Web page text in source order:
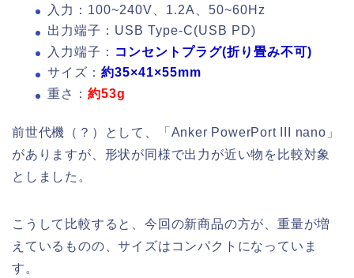
入力：100~240V、1.2A、50~60Hz
出力端子：USB Type-C(USB PD)
入力端子： コンセントプラグ(折り畳み不可)
サイズ： 約35×41×55mm
重さ： 約53g
前世代機（？）として、「Anker PowerPort III nano」
がありますが、形状が同様で出力が近い物を比較対象
としました。
こうして比較すると、今回の新商品の方が、重量が増
えているものの、サイズはコンパクトになっていま
す。